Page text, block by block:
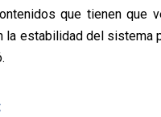
que tienen que
estabilidad del sistema